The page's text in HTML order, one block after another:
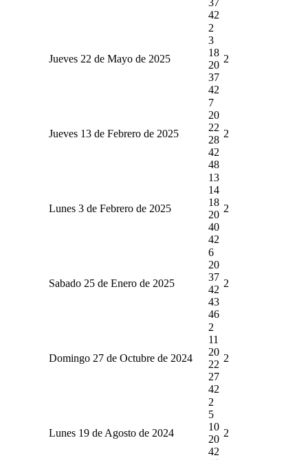
42
Jueves 22 de Mayo de 2025
2
3
18
20
37
42
2
Jueves 13 de Febrero de 2025
7
20
22
28
42
48
2
Lunes 3 de Febrero de 2025
13
14
18
20
40
42
2
Sabado 25 de Enero de 2025
6
20
37
42
43
46
2
Domingo 27 de Octubre de 2024
2
11
20
22
27
42
2
Lunes 19 de Agosto de 2024
2
5
10
20
42
2